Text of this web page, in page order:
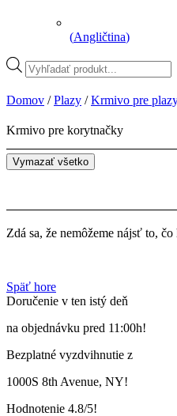
(Angličtina)
Vyhľadávanie
produktov
Domov /Plazy /Krmivo pre
Krmivo pre korytnačky
Vymazať všetko
Zdá sa, že nemôžeme nájsť to, čo
Späť hore
Doručenie v ten istý deň
na objednávku pred 11:00h!
Bezplatné vyzdvihnutie z
1000S 8th Avenue, NY!
Hodnotenie 4.8/5!